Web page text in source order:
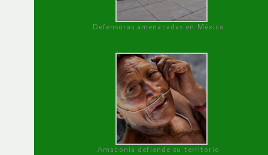
Defensoras amenazadas en México
Amazonía defiende su territorio